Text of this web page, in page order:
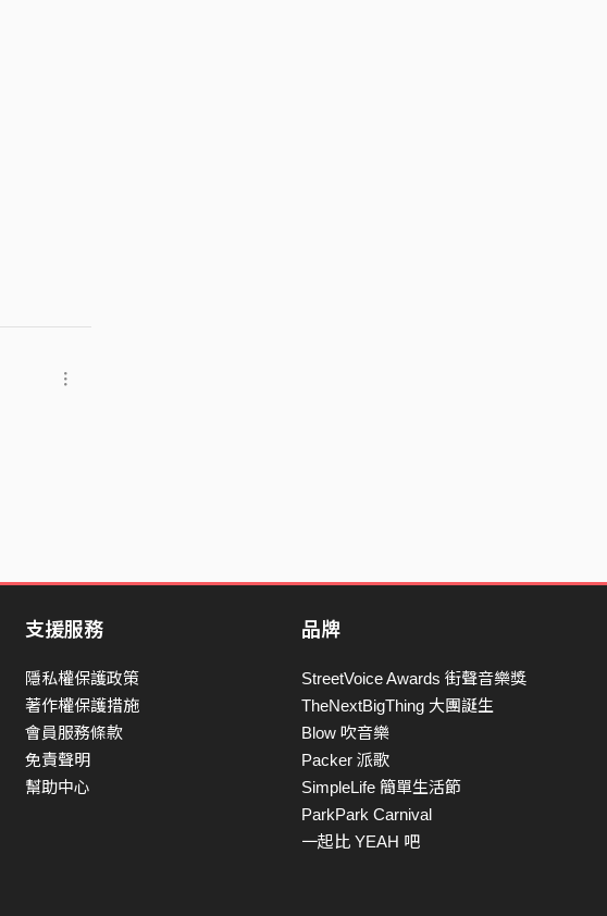
支援服務
隱私權保護政策
著作權保護措施
會員服務條款
免責聲明
幫助中心
品牌
StreetVoice Awards 街聲音樂獎
TheNextBigThing 大團誕生
Blow 吹音樂
Packer 派歌
SimpleLife 簡單生活節
ParkPark Carnival
一起比 YEAH 吧